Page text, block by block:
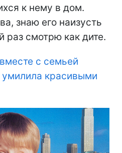
к нему в дом.
знаю его наизусть
раз смотрю как дите.
с семьей
умилила красивыми